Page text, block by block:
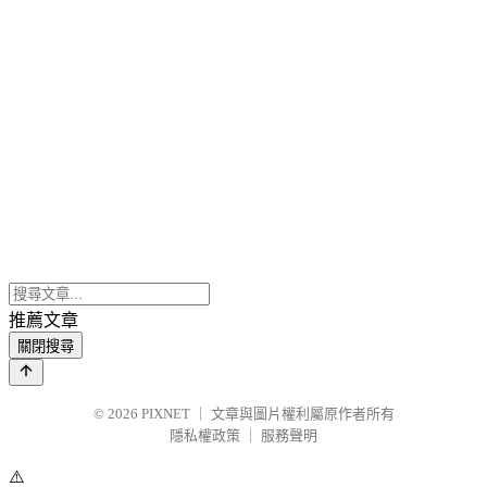
推薦文章
關閉搜尋
© 2026 PIXNET
文章與圖片權利屬原作者所有
隱私權政策
服務聲明
⚠️